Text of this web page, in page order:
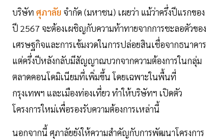
บริษัท ศุภาลัย จำกัด (มหาชน) เผยว่า แม้ว่าครึ่งปีแรกของ
ปี 2567 จะต้องเผชิญกับความท้าทายจากการชะลอตัวของ
เศรษฐกิจและการเข้มงวดในการปล่อยสินเชื่อจากธนาคาร
แต่ครึ่งปีหลังกลับมีสัญญาณบวกจากความต้องการในกลุ่ม
ตลาดคอนโดมิเนียมที่เพิ่มขึ้น โดยเฉพาะในพื้นที่
กรุงเทพฯ และเมืองท่องเที่ยว ทำให้บริษัทฯ เปิดตัว
โครงการใหม่เพื่อรองรับความต้องการเหล่านี้
นอกจากนี้ ศุภาลัยยังให้ความสำคัญกับการพัฒนาโครงการ